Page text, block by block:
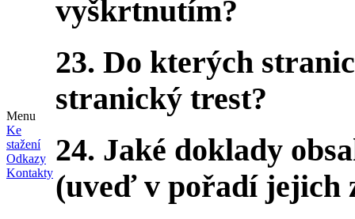
Menu
Ke
stažení
Odkazy
Kontakty
vyškrtnutím?
23. Do kterých
stranický trest?
24. Jaké doklady
(uveď v pořadí jejich